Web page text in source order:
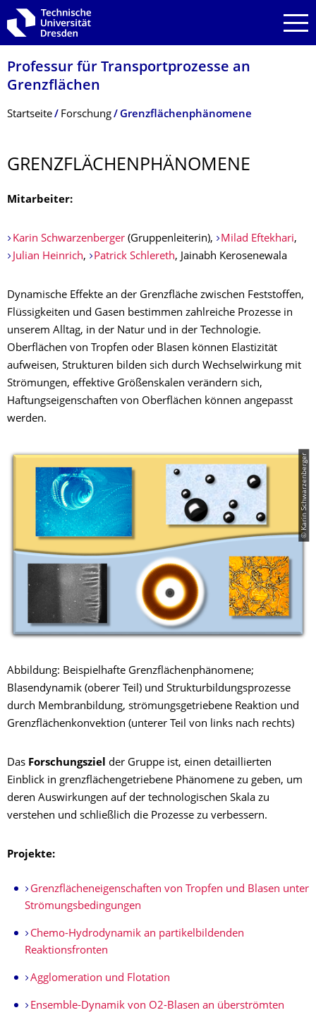
Zur Hauptnavigation springen
Zur Suche springen
Zum Inhalt springen
Professur für Transportprozesse an
Grenzflächen
Breadcrumb-Menü
Startseite Forschung Grenzflächenphänomene
GRENZFLÄCHEN­PHÄNOMENE
Mitarbeiter:
Karin Schwarzenberger(Gruppenleiterin), Milad Eftekhari,
Julian Heinrich, Patrick Schlereth, Jainabh Kerosenewala
Dynamische Effekte an der Grenzfläche zwischen Feststoffen,
Flüssigkeiten und Gasen bestimmen zahlreiche Prozesse in
unserem Alltag, in der Natur und in der Technologie.
Oberflächen von Tropfen oder Blasen können Elastizität
aufweisen, Strukturen bilden sich durch Wechselwirkung mit
Strömungen, effektive Größenskalen verändern sich,
Haftungseigenschaften von Oberflächen können angepasst
werden.
© Karin Schwarzenberger
Abbildung: Beispielhafte Grenzflächenphänomene;
Blasendynamik (oberer Teil) und Strukturbildungsprozesse
durch Membranbildung, strömungsgetriebene Reaktion und
Grenzflächenkonvektion (unterer Teil von links nach rechts)
Das Forschungsziel der Gruppe ist, einen detaillierten
Einblick in grenzflächengetriebene Phänomene zu geben, um
deren Auswirkungen auf der technologischen Skala zu
verstehen und schließlich die Prozesse zu verbessern.
Projekte:
Grenzflächeneigenschaften von Tropfen und Blasen unter
Strömungsbedingungen
Chemo-Hydrodynamik an partikelbildenden
Reaktionsfronten
Agglomeration und Flotation
Ensemble-Dynamik von O2-Blasen an überströmten